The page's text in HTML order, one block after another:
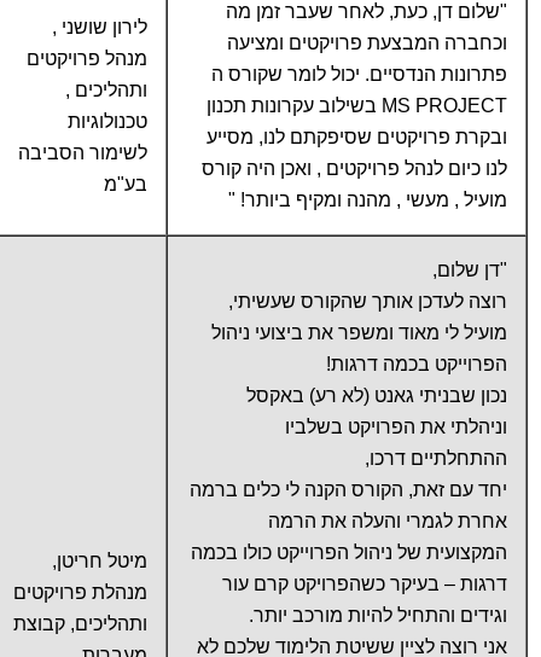
"שלום דן, כעת, לאחר שעבר זמן מה
וכחברה המבצעת פרויקטים ומציעה
פתרונות הנדסיים. יכול לומר שקורס ה
MS PROJECT בשילוב עקרונות תכנון
ובקרת פרויקטים שסיפקתם לנו, מסייע
לנו כיום לנהל פרויקטים , ואכן היה קורס
מועיל , מעשי , מהנה ומקיף ביותר! "
לירון שושני ,
מנהל פרויקטים
ותהליכים ,
טכנולוגיות
לשימור הסביבה
בע"מ
"דן שלום,
רוצה לעדכן אותך שהקורס שעשיתי,
מועיל לי מאוד ומשפר את ביצועי ניהול
הפרוייקט בכמה דרגות!
נכון שבניתי גאנט (לא רע) באקסל
וניהלתי את הפרויקט בשלביו
ההתחלתיים דרכו,
יחד עם זאת, הקורס הקנה לי כלים ברמה
אחרת לגמרי והעלה את הרמה
המקצועית של ניהול הפרוייקט כולו בכמה
דרגות – בעיקר כשהפרויקט קרם עור
וגידים והתחיל להיות מורכב יותר.
אני רוצה לציין ששיטת הלימוד שלכם לא
מיטל חריטן,
מנהלת פרויקטים
ותהליכים, קבוצת